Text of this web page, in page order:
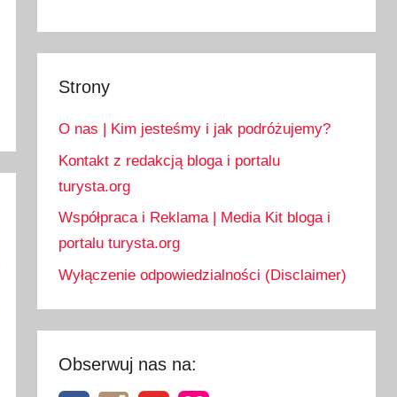
Strony
O nas | Kim jesteśmy i jak podróżujemy?
Kontakt z redakcją bloga i portalu
turysta.org
Współpraca i Reklama | Media Kit bloga i
portalu turysta.org
Wyłączenie odpowiedzialności (Disclaimer)
Obserwuj nas na: